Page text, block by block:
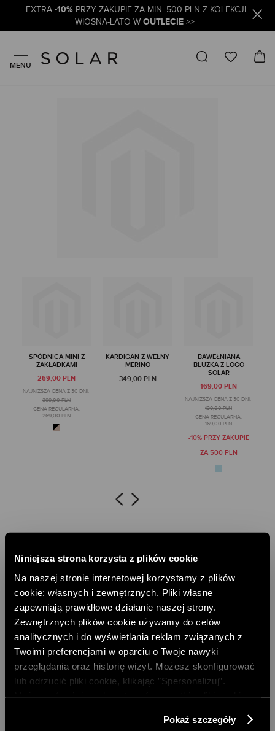
Niniejsza strona korzysta z plików cookie
Na naszej stronie internetowej korzystamy z plików
cookie: własnych i zewnętrznych. Pliki własne
zapewniają prawidłowe działanie naszej strony.
Zewnętrznych plików cookie używamy do celów
analitycznych i do wyświetlania reklam związanych z
Twoimi preferencjami w oparciu o Twoje nawyki
przeglądania oraz historię wizyt. Możesz skonfigurować
lub odrzucić pliki cookie, klikając ”Spersonalizuj”.
Polityce Prywatności
Pokaż szczegóły
EXTRA -10% PRZY ZAKUPIE ZA MIN. 500 PLN Z KOLEKCJI
WIOSNA-LATO W OUTLECIE>>
MENU
SPÓDNICA MINI Z
ZAKŁADKAMI
269,00 PLN
NAJNIŻSZA CENA Z 30 DNI:
399,00 PLN
CENA REGULARNA:
269,00 PLN
KARDIGAN Z WEŁNY
MERINO
349,00 PLN
BAWEŁNIANA
BLUZKA Z LOGO
SOLAR
169,00 PLN
NAJNIŻSZA CENA Z 30 DNI:
139,00 PLN
CENA REGULARNA:
169,00 PLN
-10% PRZY ZAKUPIE
ZA 500 PLN
DARMOWA DOSTAWA DO SKLEPU DARMOWA DOSTAWA OD 499 ZŁ